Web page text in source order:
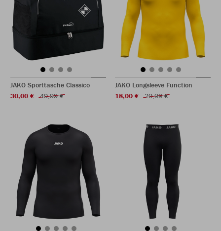
JAKO Sporttasche Classico
30,00 €
49,99 €
JAKO Longsleeve Function
18,00 €
29,99 €